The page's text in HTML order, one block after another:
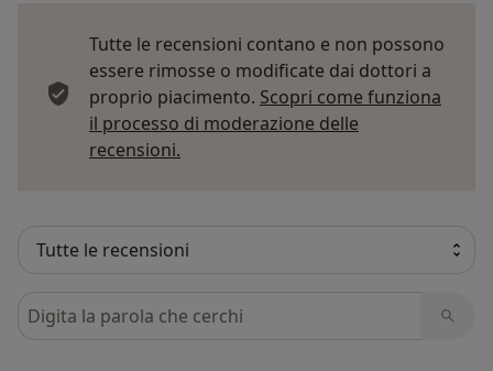
Tutte le recensioni contano e non possono
essere rimosse o modificate dai dottori a
proprio piacimento. Scopri come funziona
il processo di moderazione delle
recensioni.
Cerca nelle recensioni